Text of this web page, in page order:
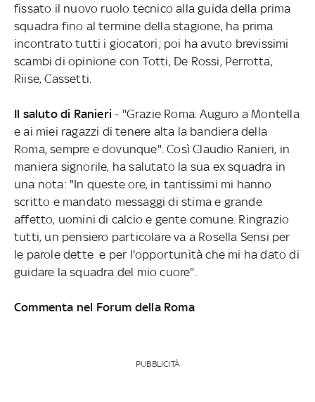
fissato il nuovo ruolo tecnico alla guida della prima
squadra fino al termine della stagione, ha prima
incontrato tutti i giocatori; poi ha avuto brevissimi
scambi di opinione con Totti, De Rossi, Perrotta,
Riise, Cassetti.
Il saluto di Ranieri - "Grazie Roma. Auguro a Montella
e ai miei ragazzi di tenere alta la bandiera della
Roma, sempre e dovunque". Così Claudio Ranieri, in
maniera signorile, ha salutato la sua ex squadra in
una nota: "In queste ore, in tantissimi mi hanno
scritto e mandato messaggi di stima e grande
affetto, uomini di calcio e gente comune. Ringrazio
tutti, un pensiero particolare va a Rosella Sensi per
le parole dette e per l'opportunità che mi ha dato di
guidare la squadra del mio cuore".
Commenta nel Forum della Roma
PUBBLICITÀ